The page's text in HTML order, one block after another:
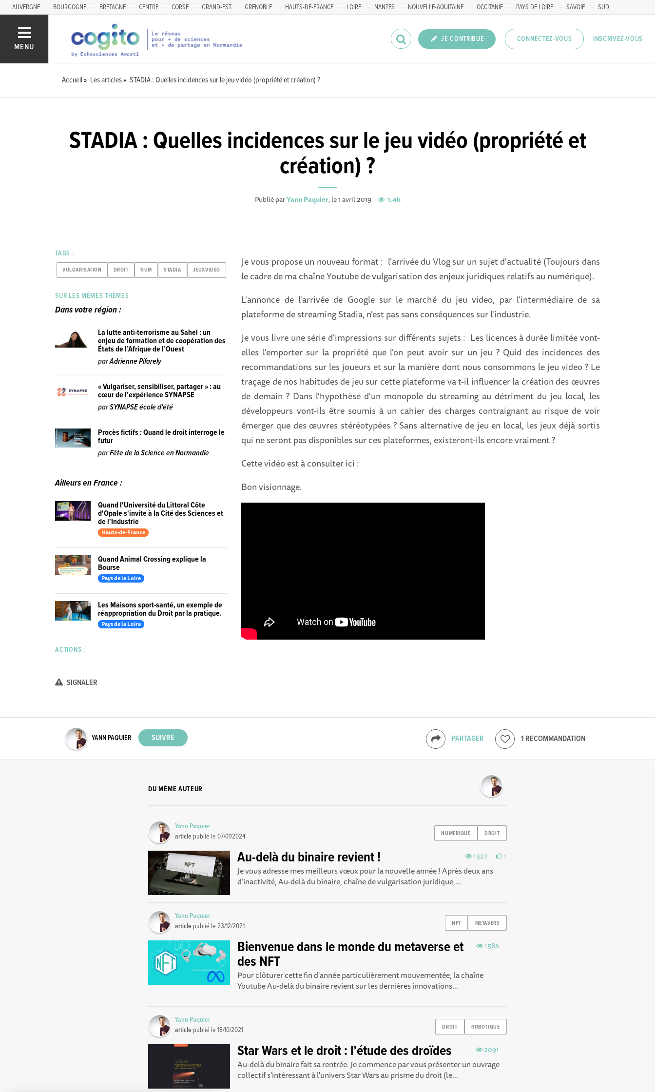
AUVERGNE BOURGOGNE BRETAGNE CENTRE CORSE GRAND-EST GRENOBLE HAUTS-DE-FRANCE LOIRE NANTES NOUVELLE-AQUITAINE OCCITANIE PAYS DE LOIRE SAVOIE SUD
MENU
JE CONTRIBUE CONNECTEZ-VOUS INSCRIVEZ-VOUS
Accueil Les articles STADIA : Quelles incidences sur le jeu vidéo (propriété et création) ?
STADIA : Quelles incidences sur le jeu vidéo (propriété et
création) ?
Publié parYann Paquier, le 1 avril 2019 1.4k
Je vous propose un nouveau format : l'arrivée du Vlog sur un sujet d'actualité (Toujours dans
le cadre de ma chaîne Youtube de vulgarisation des enjeux juridiques relatifs au numérique).
L'annonce de l'arrivée de Google sur le marché du jeu video, par l'intermédiaire de sa
plateforme de streaming Stadia, n'est pas sans conséquences sur l'industrie.
Je vous livre une série d'impressions sur différents sujets : Les licences à durée limitée vont-
elles l'emporter sur la propriété que l'on peut avoir sur un jeu ? Quid des incidences des
recommandations sur les joueurs et sur la manière dont nous consommons le jeu video ? Le
traçage de nos habitudes de jeu sur cette plateforme va t-il influencer la création des œuvres
de demain ? Dans l'hypothèse d'un monopole du streaming au détriment du jeu local, les
développeurs vont-ils être soumis à un cahier des charges contraignant au risque de voir
émerger que des œuvres stéréotypées ? Sans alternative de jeu en local, les jeux déjà sortis
qui ne seront pas disponibles sur ces plateformes, existeront-ils encore vraiment ?
Cette vidéo est à consulter ici :
Bon visionnage.
TAGS :
VULGARISATION DROIT NUM STADIA JEUXVIDEO
SUR LES MÊMES THÈMES
Dans votre région :
La lutte anti-terrorisme au Sahel : un
enjeu de formation et de coopération des
États de l’Afrique de l’Ouest
parAdrienne Pifarely
« Vulgariser, sensibiliser, partager » : au
cœur de l’expérience SYNAPSE
parSYNAPSE école d'été
Procès fictifs : Quand le droit interroge le
futur
parFête de la Science en Normandie
Ailleurs en France :
Quand l'Université du Littoral Côte
d'Opale s'invite à la Cité des Sciences et
de l'Industrie
Hauts-de-France
Quand Animal Crossing explique la
Bourse
Pays de la Loire
Les Maisons sport-santé, un exemple de
réappropriation du Droit par la pratique.
Pays de la Loire
ACTIONS :
SIGNALER
PARTAGER 1 RECOMMANDATION
YANN PAQUIER
DU MÊME AUTEUR
NUMERIQUE DROIT
Yann Paquier
article publié le07/01/2024
1327 1
Au-delà du binaire revient !
Je vous adresse mes meilleurs vœux pour la nouvelle année ! Après deux ans
d’inactivité, Au-delà du binaire, chaîne de vulgarisation juridique,...
NFT METAVERS
Yann Paquier
article publié le23/12/2021
1586
Bienvenue dans le monde du metaverse et
des NFT
Pour clôturer cette fin d'année particulièrement mouvementée, la chaîne
Youtube Au-delà du binaire revient sur les dernières innovations...
DROIT ROBOTIQUE
Yann Paquier
article publié le18/10/2021
2091
Star Wars et le droit : l’étude des droïdes
Au-delà du binaire fait sa rentrée. Je commence par vous présenter un ouvrage
collectif s'intéressant à l'univers Star Wars au prisme du droit (le...